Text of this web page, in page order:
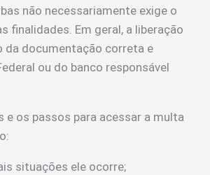
não necessariamente exige o
finalidades. Em geral, a liberação
da documentação correta e
ou do banco responsável
os passos para acessar a multa
situações ele ocorre;